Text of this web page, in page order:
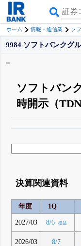
ホーム 情報・通信業 ソ
9984 ソフトバンクグ
ソフトバン
時開示（
詳しく見られる無
登録すると永久
決算関連資料
年度 1Q
2027/03 8/6 損益
2026/03 8/7